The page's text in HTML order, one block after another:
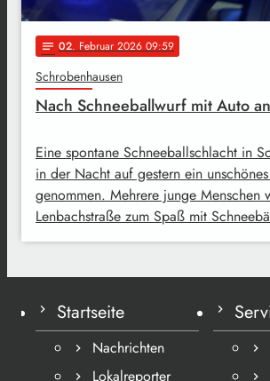
notes 02. Februar 2026 09:59
Schrobenhausen
Nach Schneeballwurf mit Auto
Eine spontane Schneeballschlacht in
in der Nacht auf gestern ein
genommen. Mehrere junge Menschen
Lenbachstraße zum Spaß mit
Startseite
Nachrichten
Lokalreporter